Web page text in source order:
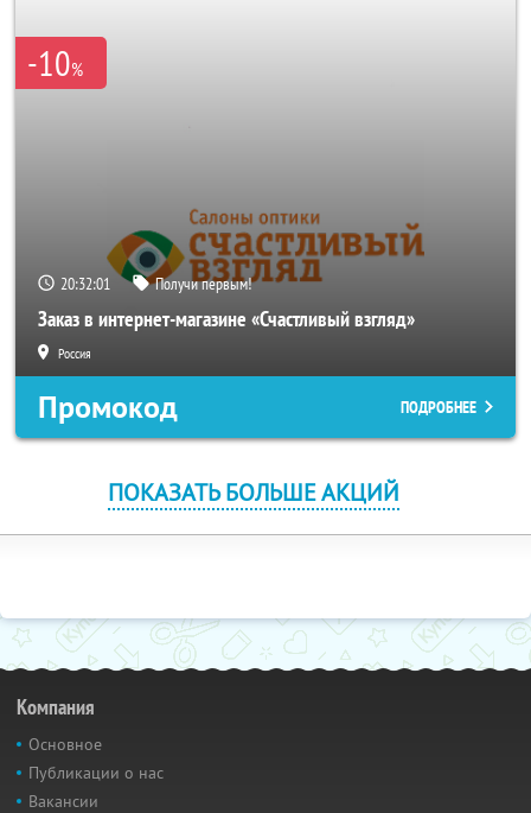
-10%
20:32:01 Получи первым!
Заказ в интернет-магазине «Счастливый взгляд»
Россия
Промокод ПОДРОБНЕЕ
ПОКАЗАТЬ БОЛЬШЕ АКЦИЙ
Компания
Основное
Публикации о нас
Вакансии